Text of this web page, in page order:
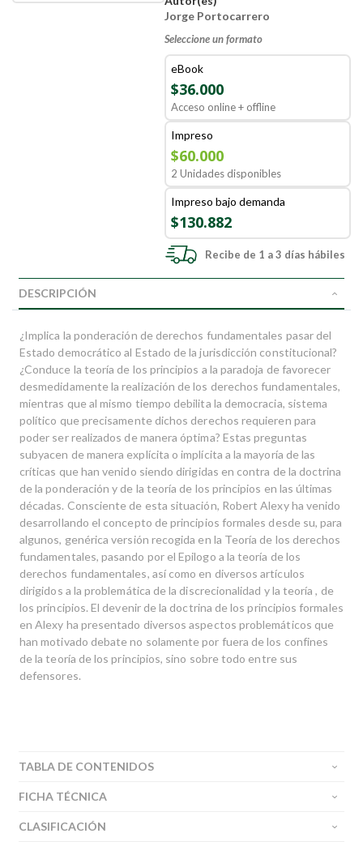
Jorge Portocarrero
Seleccione un formato
eBook
$36.000
Acceso online + offline
Impreso
$60.000
2 Unidades disponibles
Impreso bajo demanda
$130.882
Recibe de 1 a 3 días hábiles
DESCRIPCIÓN
¿Implica la ponderación de derechos fundamentales pasar del
Estado democrático al Estado de la jurisdicción constitucional?
¿Conduce la teoría de los principios a la paradoja de favorecer
desmedidamente la realización de los derechos fundamentales,
mientras que al mismo tiempo debilita la democracia, sistema
político que precisamente dichos derechos requieren para
poder ser realizados de manera óptima? Estas preguntas
subyacen de manera explícita o implícita a la mayoría de las
críticas que han venido siendo dirigidas en contra de la doctrina
de la ponderación y de la teoría de los principios en las últimas
décadas. Consciente de esta situación, Robert Alexy ha venido
desarrollando el concepto de principios formales desde su, para
algunos, genérica versión recogida en la Teoría de los derechos
fundamentales, pasando por el Epilogo a la teoría de los
derechos fundamentales, así como en diversos artículos
dirigidos a la problemática de la discrecionalidad y la teoría , de
los principios. El devenir de la doctrina de los principios formales
en Alexy ha presentado diversos aspectos problemáticos que
han motivado debate no solamente por fuera de los confines
de la teoría de los principios, sino sobre todo entre sus
defensores.
TABLA DE CONTENIDOS
FICHA TÉCNICA
CLASIFICACIÓN